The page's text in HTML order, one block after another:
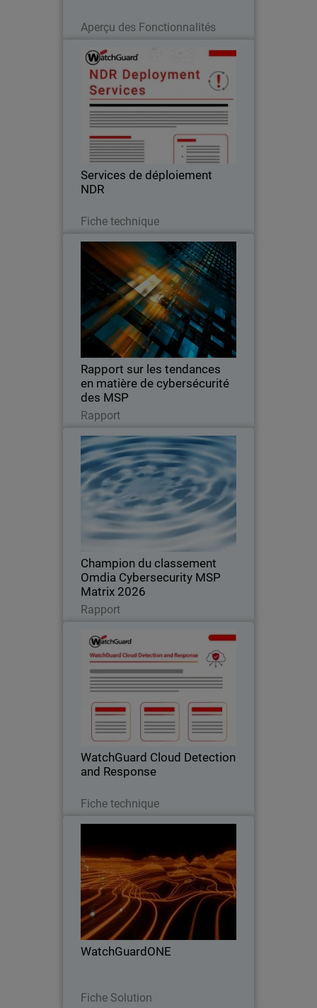
Aperçu des Fonctionnalités
Services de déploiement
NDR
Fiche technique
Services de déploiement NDR
Les services de déploiement NDR de
WatchGuard garantissent une
configuration rapide et assurée par des
experts, vous permettant ainsi
d'accélérer votre investissement dans la
Rapport sur les tendances
en matière de cybersécurité
des MSP
Rapport
Rapport sur les tendances en
matière de cybersécurité des
MSP
La demande en cybersécurité, les
attentes des clients, les tendances
tarifaires et les principaux facteurs
incitant les clients à changer de
Lire maintenant
Champion du classement
Omdia Cybersecurity MSP
Matrix 2026
Rapport
Champion du classement Omdia
Cybersecurity MSP Matrix 2026
Reconnue pour son leadership, son
innovation et son rôle de référence sur
le marché mondial de la cybersécurité
des fournisseurs de services gérés
Lire maintenant
WatchGuard Cloud Detection
and Response
Fiche technique
WatchGuard Cloud Detection
and Response
Enrayez les risques liés au cloud à la
source – avant qu'ils ne deviennent un
incident.
WatchGuardONE
Fiche Solution
Body
Découvrez comment le programme de
partenariat de WatchGuard peut
générer une rentabilité et une efficacité
accrues grâce à l'engagement et à la